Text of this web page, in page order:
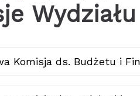
Wydziału
Komisja ds. Budżetu i